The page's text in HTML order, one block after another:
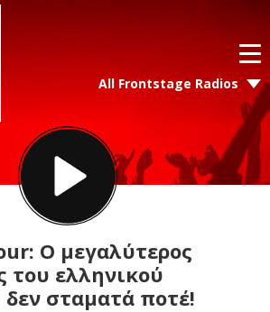
All Frontstage Radios
Ο μεγαλύτερος
του ελληνικού
σταματά ποτέ!